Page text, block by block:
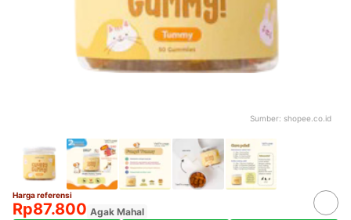
Sumber: shopee.co.id
Harga referensi
Rp87.800 Agak Mahal